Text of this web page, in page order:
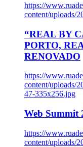
https://
content/uploads/
“REAL BY
PORTO,
RENOVADO
https://
content/uploads/
47-335x256.jpg
Web Summit
https://
content/uploads/